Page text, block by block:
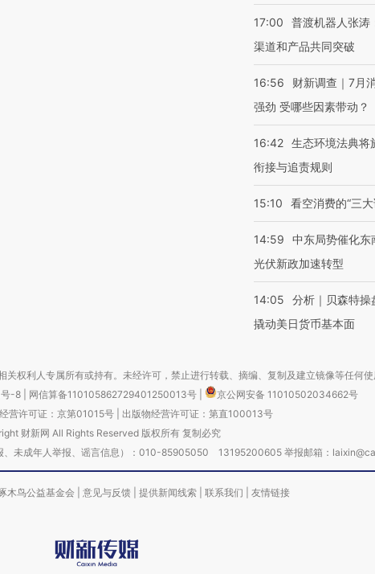
17:00
普渡机器人张涛
渠道和产品共同突破
16:56
财新调查｜7月
强劲 受哪些因素带动？
16:42 生态环境法典将
衔接与追责规则
15:10 看空消费的“三大
14:59
中东局势催化东
光伏新政加速转型
14:05
分析｜贝森特操
撬动美日货币基本面
权利人专属所有或持有。未经许可，禁止进行转载、摘编、复制及建立镜像等任何使
-8 网信算备110105862729401250013号
京公网安备 11010502034662号
营许可证：京第01015号| 出版物经营许可证：第直100013号
财新网 All Rights Reserved 版权所有 复制必究
、未成年人举报、谣言信息）：010-85905050 13195200605 举报邮箱：
木鸟公益基金会 意见与反馈 提供新闻线索 联系我们 友情链接